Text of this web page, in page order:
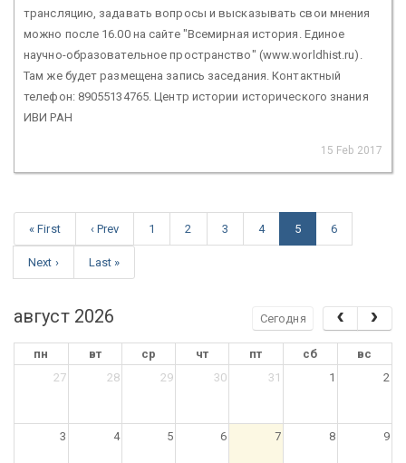
трансляцию, задавать вопросы и высказывать свои мнения
можно после 16.00 на сайте "Всемирная история. Единое
научно-образовательное пространство" (www.worldhist.ru).
Там же будет размещена запись заседания. Контактный
телефон: 89055134765. Центр истории исторического знания
ИВИ РАН
15 Feb 2017
« First ‹ Prev 1 2 3 4 5 6
Next › Last »
август 2026 Сегодня
пн вт ср чт пт сб
вс
27
28 29 30 31 1 2
3 4 5 6 7 8 9